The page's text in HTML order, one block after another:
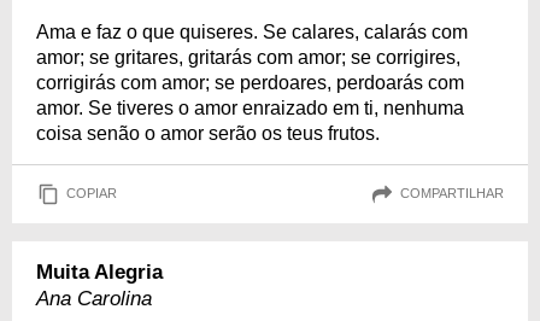
Ama e faz o que quiseres. Se calares, calarás com
amor; se gritares, gritarás com amor; se corrigires,
corrigirás com amor; se perdoares, perdoarás com
amor. Se tiveres o amor enraizado em ti, nenhuma
coisa senão o amor serão os teus frutos.
COPIAR COMPARTILHAR
Muita Alegria
Ana Carolina